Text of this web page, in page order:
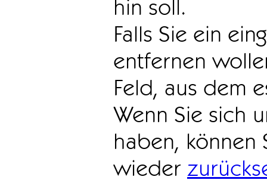
hin soll.
Falls Sie ein
entfernen
Feld, aus dem
Wenn Sie sich
haben, können
wieder